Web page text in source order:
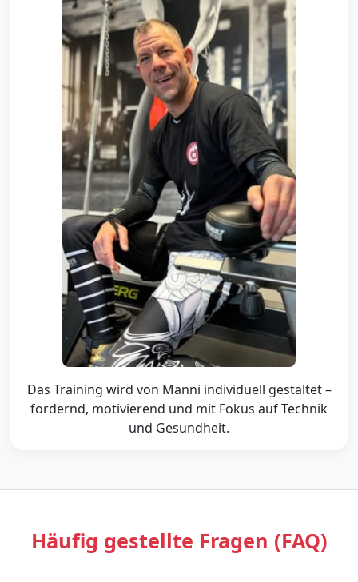
Das Training wird von Manni individuell gestaltet –
fordernd, motivierend und mit Fokus auf Technik
und Gesundheit.
Häufig gestellte Fragen (FAQ)